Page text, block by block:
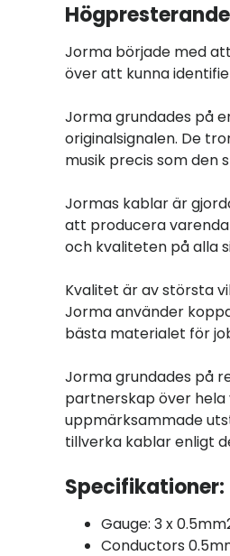
Jorma började med
över att kunna
Jorma grundades på
originalsignalen. De
musik precis som den
Jormas kablar är
att producera
och kvaliteten på alla
Kvalitet är av största
Jorma använder
bästa materialet för
Jorma grundades på
partnerskap över
uppmärksammade
tillverka kablar enligt
Specifikationer:
Gauge: 3 x
Conductors